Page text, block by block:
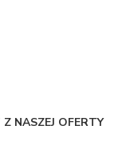
NASZEJ OFERTY